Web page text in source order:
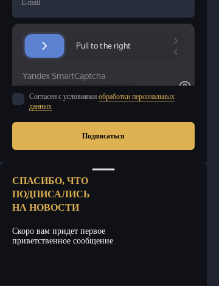
E-mail
Согласен с условиями обработки персональных
данных
Подписаться
СПАСИБО, ЧТО
ПОДПИСАЛИСЬ
НА НОВОСТИ
Скоро вам придет первое
приветственное сообщение